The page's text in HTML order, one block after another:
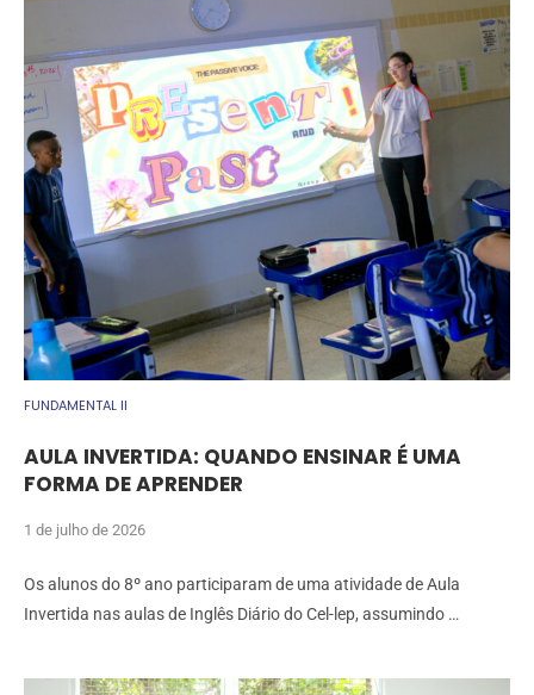
FUNDAMENTAL II
AULA INVERTIDA: QUANDO ENSINAR É UMA
FORMA DE APRENDER
1 de julho de 2026
Os alunos do 8º ano participaram de uma atividade de Aula
Invertida nas aulas de Inglês Diário do Cel-lep, assumindo …